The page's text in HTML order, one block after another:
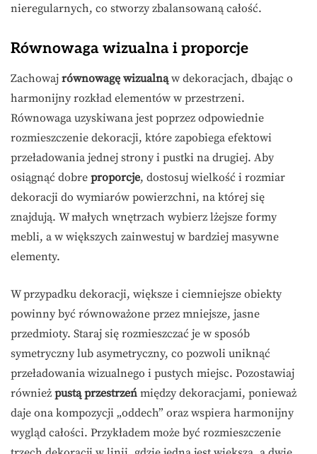
nieregularnych, co stworzy zbalansowaną całość.
Równowaga wizualna i proporcje
Zachowaj równowagę wizualnąw dekoracjach, dbając o
harmonijny rozkład elementów w przestrzeni.
Równowaga uzyskiwana jest poprzez odpowiednie
rozmieszczenie dekoracji, które zapobiega efektowi
przeładowania jednej strony i pustki na drugiej. Aby
osiągnąć dobre proporcje, dostosuj wielkość i rozmiar
dekoracji do wymiarów powierzchni, na której się
znajdują. W małych wnętrzach wybierz lżejsze formy
mebli, a w większych zainwestuj w bardziej masywne
elementy.
W przypadku dekoracji, większe i ciemniejsze obiekty
powinny być równoważone przez mniejsze, jasne
przedmioty. Staraj się rozmieszczać je w sposób
symetryczny lub asymetryczny, co pozwoli uniknąć
przeładowania wizualnego i pustych miejsc. Pozostawiaj
również pustą przestrzeń między dekoracjami, ponieważ
daje ona kompozycji „oddech” oraz wspiera harmonijny
wygląd całości. Przykładem może być rozmieszczenie